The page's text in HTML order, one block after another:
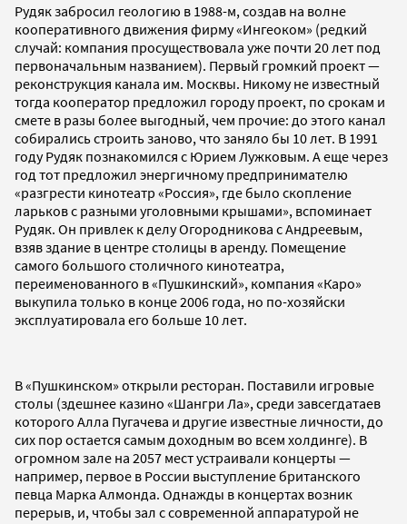
Рудяк забросил геологию в 1988-м, создав на волне
кооперативного движения фирму «Ингеоком» (редкий
случай: компания просуществовала уже почти 20 лет под
первоначальным названием). Первый громкий проект —
реконструкция канала им. Москвы. Никому не известный
тогда кооператор предложил городу проект, по срокам и
смете в разы более выгодный, чем прочие: до этого канал
собирались строить заново, что заняло бы 10 лет. В 1991
году Рудяк познакомился с Юрием Лужковым. А еще через
год тот предложил энергичному предпринимателю
«разгрести кинотеатр «Россия», где было скопление
ларьков с разными уголовными крышами», вспоминает
Рудяк. Он привлек к делу Огородникова с Андреевым,
взяв здание в центре столицы в аренду. Помещение
самого большого столичного кинотеатра,
переименованного в «Пушкинский», компания «Каро»
выкупила только в конце 2006 года, но по-хозяйски
эксплуатировала его больше 10 лет.
В «Пушкинском» открыли ресторан. Поставили игровые
столы (здешнее казино «Шангри Ла», среди завсегдатаев
которого Алла Пугачева и другие известные личности, до
сих пор остается самым доходным во всем холдинге). В
огромном зале на 2057 мест устраивали концерты —
например, первое в России выступление британского
певца Марка Алмонда. Однажды в концертах возник
перерыв, и, чтобы зал с современной аппаратурой не